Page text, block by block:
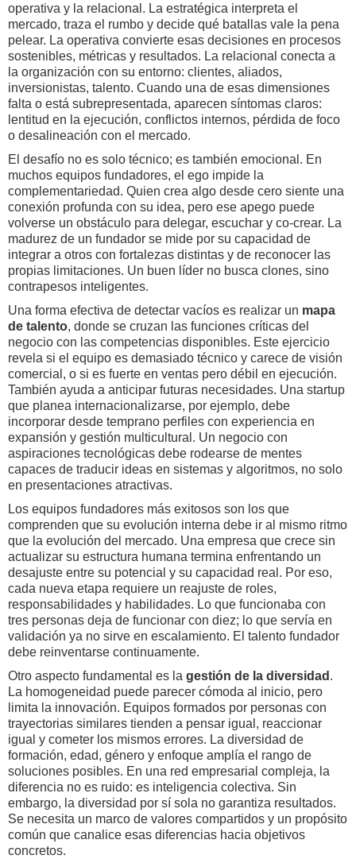
operativa y la relacional. La estratégica interpreta el
mercado, traza el rumbo y decide qué batallas vale la pena
pelear. La operativa convierte esas decisiones en procesos
sostenibles, métricas y resultados. La relacional conecta a
la organización con su entorno: clientes, aliados,
inversionistas, talento. Cuando una de esas dimensiones
falta o está subrepresentada, aparecen síntomas claros:
lentitud en la ejecución, conflictos internos, pérdida de foco
o desalineación con el mercado.
El desafío no es solo técnico; es también emocional. En
muchos equipos fundadores, el ego impide la
complementariedad. Quien crea algo desde cero siente una
conexión profunda con su idea, pero ese apego puede
volverse un obstáculo para delegar, escuchar y co-crear. La
madurez de un fundador se mide por su capacidad de
integrar a otros con fortalezas distintas y de reconocer las
propias limitaciones. Un buen líder no busca clones, sino
contrapesos inteligentes.
Una forma efectiva de detectar vacíos es realizar un mapa
de talento, donde se cruzan las funciones críticas del
negocio con las competencias disponibles. Este ejercicio
revela si el equipo es demasiado técnico y carece de visión
comercial, o si es fuerte en ventas pero débil en ejecución.
También ayuda a anticipar futuras necesidades. Una startup
que planea internacionalizarse, por ejemplo, debe
incorporar desde temprano perfiles con experiencia en
expansión y gestión multicultural. Un negocio con
aspiraciones tecnológicas debe rodearse de mentes
capaces de traducir ideas en sistemas y algoritmos, no solo
en presentaciones atractivas.
Los equipos fundadores más exitosos son los que
comprenden que su evolución interna debe ir al mismo ritmo
que la evolución del mercado. Una empresa que crece sin
actualizar su estructura humana termina enfrentando un
desajuste entre su potencial y su capacidad real. Por eso,
cada nueva etapa requiere un reajuste de roles,
responsabilidades y habilidades. Lo que funcionaba con
tres personas deja de funcionar con diez; lo que servía en
validación ya no sirve en escalamiento. El talento fundador
debe reinventarse continuamente.
Otro aspecto fundamental es la gestión de la diversidad .
La homogeneidad puede parecer cómoda al inicio, pero
limita la innovación. Equipos formados por personas con
trayectorias similares tienden a pensar igual, reaccionar
igual y cometer los mismos errores. La diversidad de
formación, edad, género y enfoque amplía el rango de
soluciones posibles. En una red empresarial compleja, la
diferencia no es ruido: es inteligencia colectiva. Sin
embargo, la diversidad por sí sola no garantiza resultados.
Se necesita un marco de valores compartidos y un propósito
común que canalice esas diferencias hacia objetivos
concretos.